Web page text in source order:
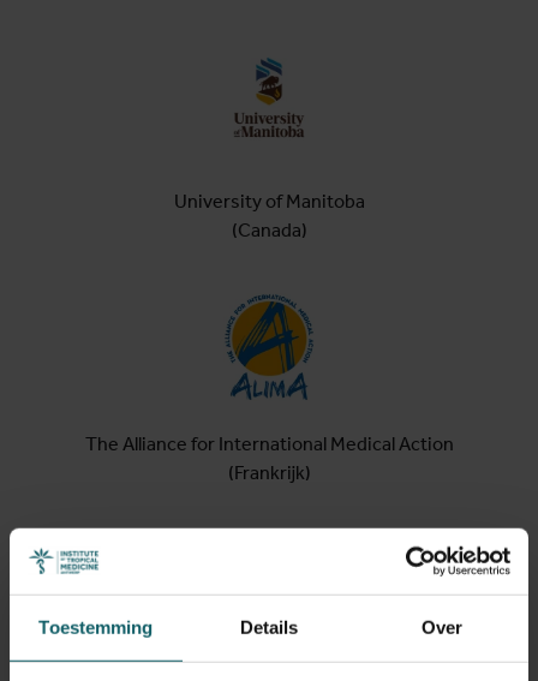
Toestemming Details Over
University of Manitoba
(Canada)
The Alliance for International Medical Action
(Frankrijk)